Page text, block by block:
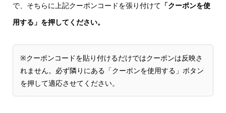
で、そちらに上記クーポンコードを張り付けて 「クーポンを使
用する」を押してください。
※クーポンコードを貼り付けるだけではクーポンは反映さ
れません。必ず隣りにある「クーポンを使用する」ボタン
を押して適応させてください。